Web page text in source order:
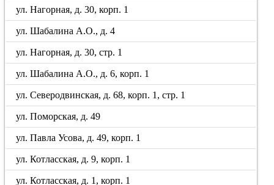
ул. Нагорная, д. 30, корп. 1
ул. Шабалина А.О., д. 4
ул. Нагорная, д. 30, стр. 1
ул. Шабалина А.О., д. 6, корп. 1
ул. Северодвинская, д. 68, корп. 1, стр. 1
ул. Поморская, д. 49
ул. Павла Усова, д. 49, корп. 1
ул. Котласская, д. 9, корп. 1
ул. Котласская, д. 1, корп. 1